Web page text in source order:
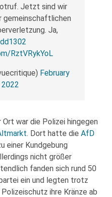
Jetzt sind wir
gemeinschaftlichen
Ja,
RztVRykYoL
February
2022
war die Polizei hingegen
. Dort hatte die AfD
einer Kundgebung
nicht größer
fanden sich rund 50
ein und legten trotz
ihre Kränze ab